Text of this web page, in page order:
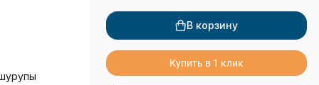
В корзину
Купить в 1 клик